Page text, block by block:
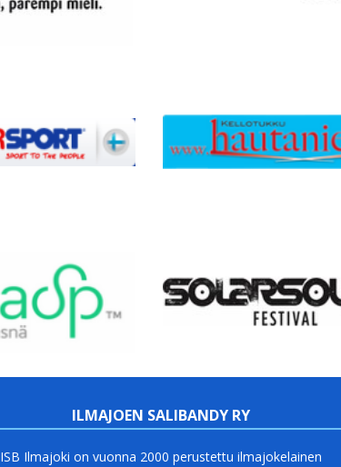
ILMAJOEN SALIBANDY RY
ISB Ilmajoki on vuonna 2000 perustettu ilmajokelainen